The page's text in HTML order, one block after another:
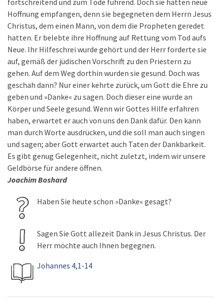
fortschreitend und zum Tode führend. Doch sie hatten neue
Hoffnung empfangen, denn sie begegneten dem Herrn Jesus
Christus, dem einen Mann, von dem die Propheten geredet
hatten. Er belebte ihre Hoffnung auf Rettung vom Tod aufs
Neue. Ihr Hilfeschrei wurde gehört und der Herr forderte sie
auf, gemäß der jüdischen Vorschrift zu den Priestern zu
gehen. Auf dem Weg dorthin wurden sie gesund. Doch was
geschah dann? Nur einer kehrte zurück, um Gott die Ehre zu
geben und »Danke« zu sagen. Doch dieser eine wurde an
Körper und Seele gesund. Wenn wir Gottes Hilfe erfahren
haben, erwartet er auch von uns den Dank dafür. Den kann
man durch Worte ausdrücken, und die soll man auch singen
und sagen; aber Gott erwartet auch Taten der Dankbarkeit.
Es gibt genug Gelegenheit, nicht zuletzt, indem wir unsere
Geldbörse für andere öffnen.
Joachim Boshard
Haben Sie heute schon »Danke« gesagt?
Sagen Sie Gott allezeit Dank in Jesus Christus. Der
Herr möchte auch Ihnen begegnen.
Johannes 4,1-14